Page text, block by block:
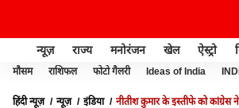
न्यूज़ राज्य मनोरंजन खेल ऐस्ट्रो
मौसम राशिफल फोटो गैलरी Ideas of India
हिंदी न्यूज़ न्यूज़ इंडिया नीतीश कुमार के इस्तीफे को कांग्रेस